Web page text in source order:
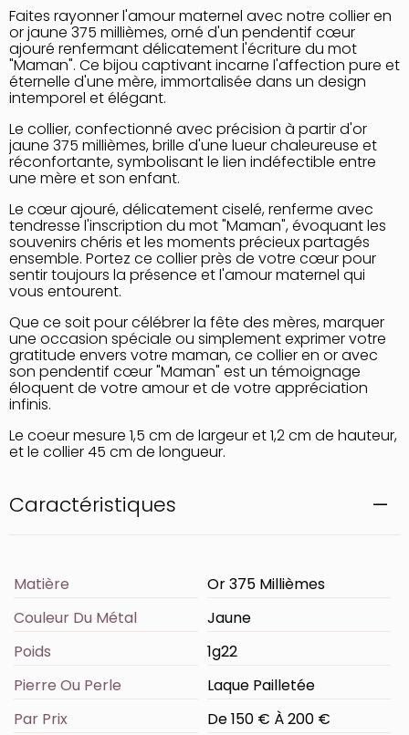
Faites rayonner l'amour maternel avec notre collier en
or jaune 375 millièmes, orné d'un pendentif cœur
ajouré renfermant délicatement l'écriture du mot
"Maman". Ce bijou captivant incarne l'affection pure et
éternelle d'une mère, immortalisée dans un design
intemporel et élégant.
Le collier, confectionné avec précision à partir d'or
jaune 375 millièmes, brille d'une lueur chaleureuse et
réconfortante, symbolisant le lien indéfectible entre
une mère et son enfant.
Le cœur ajouré, délicatement ciselé, renferme avec
tendresse l'inscription du mot "Maman", évoquant les
souvenirs chéris et les moments précieux partagés
ensemble. Portez ce collier près de votre cœur pour
sentir toujours la présence et l'amour maternel qui
vous entourent.
Que ce soit pour célébrer la fête des mères, marquer
une occasion spéciale ou simplement exprimer votre
gratitude envers votre maman, ce collier en or avec
son pendentif cœur "Maman" est un témoignage
éloquent de votre amour et de votre appréciation
infinis.
Le coeur mesure 1,5 cm de largeur et 1,2 cm de hauteur,
et le collier 45 cm de longueur.
Caractéristiques
Matière
Or 375 Millièmes
Couleur Du Métal
Jaune
Poids
1g22
Pierre Ou Perle
Laque Pailletée
Par Prix
De 150 € À 200 €